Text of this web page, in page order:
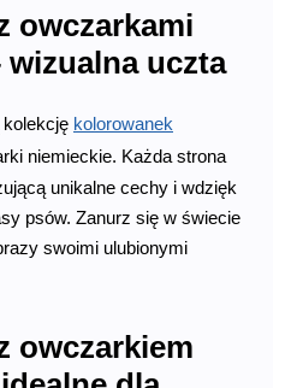
owczarkami
uczta
kolorowanek
niemieckie. Każda strona
unikalne cechy i wdzięk
psów. Zanurz się w świecie
swoimi ulubionymi
owczarkiem